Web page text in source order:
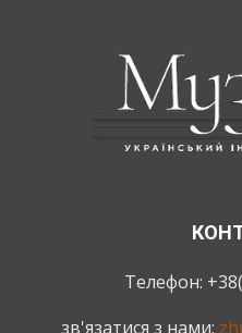
Телефон:
зв'язатися з нами: